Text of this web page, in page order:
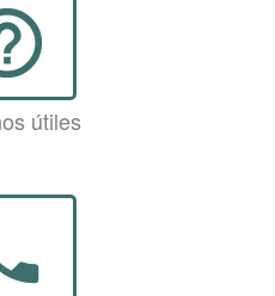
útiles